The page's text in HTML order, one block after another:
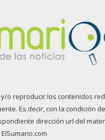
o reproducir los contenidos
Es decir, con la condición
dirección url del